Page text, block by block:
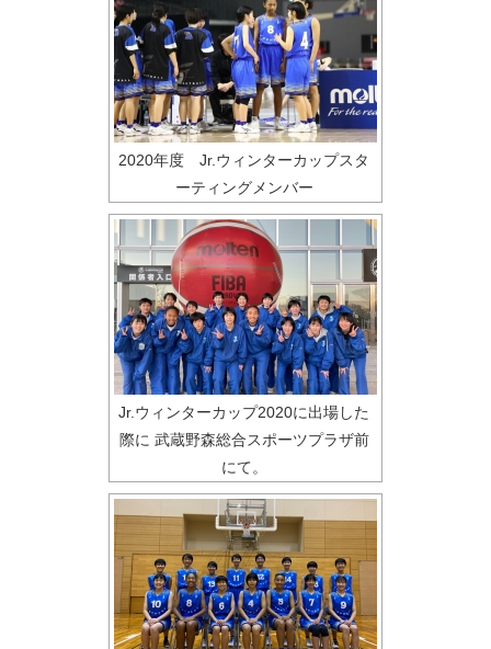
2020年度 Jr.ウィンターカップスタ
ーティングメンバー
Jr.ウィンターカップ2020に出場した
際に 武蔵野森総合スポーツプラザ前
にて。